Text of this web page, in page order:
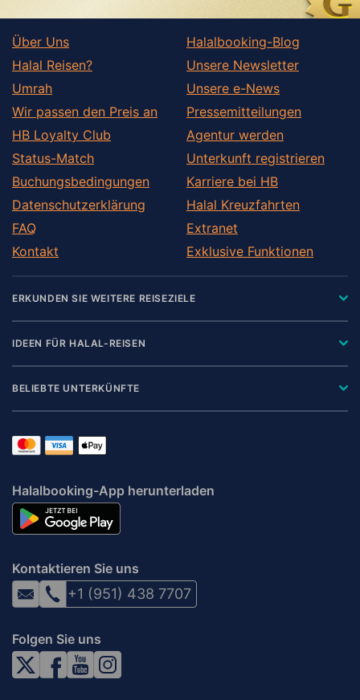
Über Uns
Halal Reisen?
Umrah
Wir passen den Preis an
HB Loyalty Club
Status-Match
Buchungsbedingungen
Datenschutzerklärung
FAQ
Kontakt
Halalbooking-Blog
Unsere Newsletter
Unsere e-News
Pressemitteilungen
Agentur werden
Unterkunft registrieren
Karriere bei HB
Halal Kreuzfahrten
Extranet
Exklusive Funktionen
ERKUNDEN SIE WEITERE REISEZIELE
IDEEN FÜR HALAL-REISEN
BELIEBTE UNTERKÜNFTE
Halalbooking-App herunterladen
Kontaktieren Sie uns
+1 (951) 438 7707
Folgen Sie uns